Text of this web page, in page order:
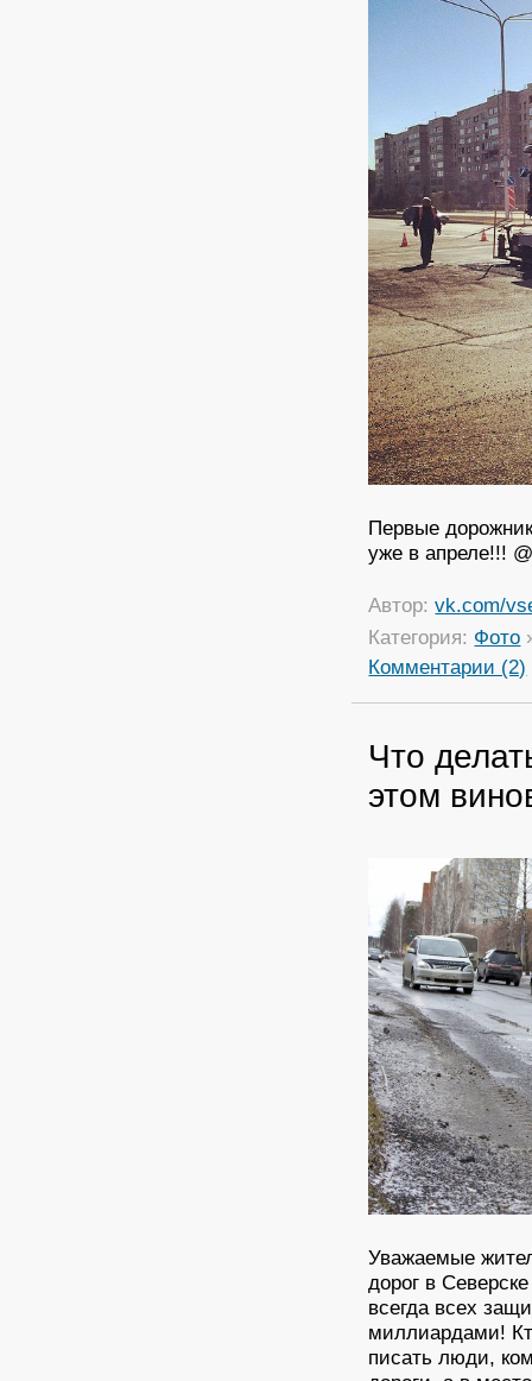
Первые
уже в апреле!!!
Автор:vk.com/
Категория: Фото
Комментарии (2)
Что
этом
Уважаемые
дорог в
всегда всех
миллиардами!
писать люди,